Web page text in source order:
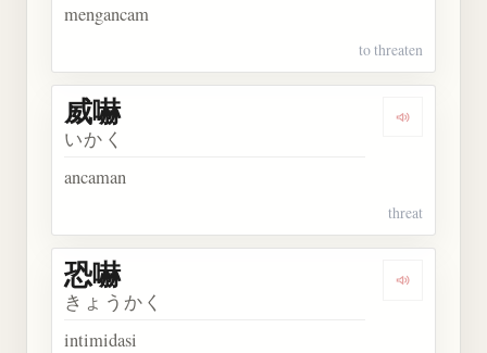
mengancam
to threaten
Dengarkan
威嚇
いかく
ancaman
threat
Dengarkan
恐嚇
きょうかく
intimidasi